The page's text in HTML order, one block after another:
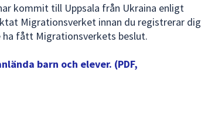
kommit till Uppsala från Ukraina enligt
Migrationsverket innan du registrerar dig
fått Migrationsverkets beslut.
barn och elever. (PDF,